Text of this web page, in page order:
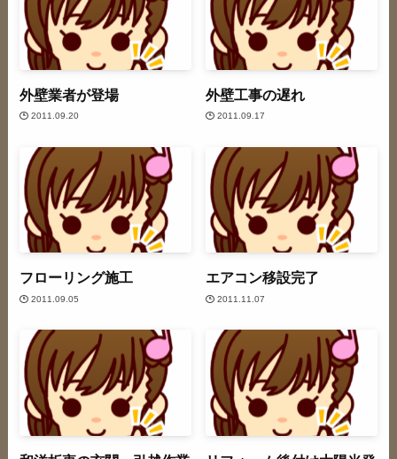
外壁業者が登場
2011.09.20
外壁工事の遅れ
2011.09.17
フローリング施工
2011.09.05
エアコン移設完了
2011.11.07